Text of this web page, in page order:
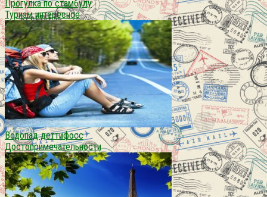
Прогулка по стамбулу
Туризм интересное
Водопад деттифосс
Достопримечательности